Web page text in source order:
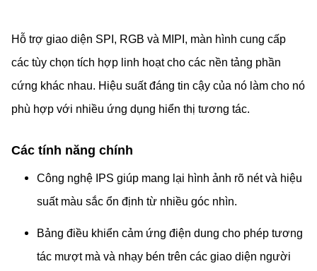
Hỗ trợ giao diện SPI, RGB và MIPI, màn hình cung cấp
các tùy chọn tích hợp linh hoạt cho các nền tảng phần
cứng khác nhau. Hiệu suất đáng tin cậy của nó làm cho nó
phù hợp với nhiều ứng dụng hiển thị tương tác.
Các tính năng chính
Công nghệ IPS giúp mang lại hình ảnh rõ nét và hiệu
suất màu sắc ổn định từ nhiều góc nhìn.
Bảng điều khiển cảm ứng điện dung cho phép tương
tác mượt mà và nhạy bén trên các giao diện người